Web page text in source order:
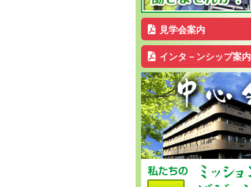
見学会案内
インタ－ンシップ案内